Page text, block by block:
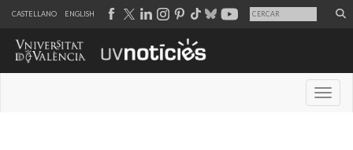
CASTELLANO ENGLISH